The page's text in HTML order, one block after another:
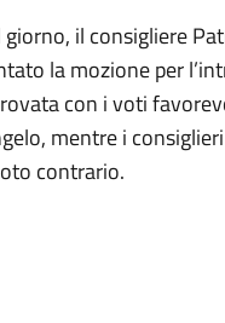
il consigliere
la mozione per
con i voti
mentre i
contrario.